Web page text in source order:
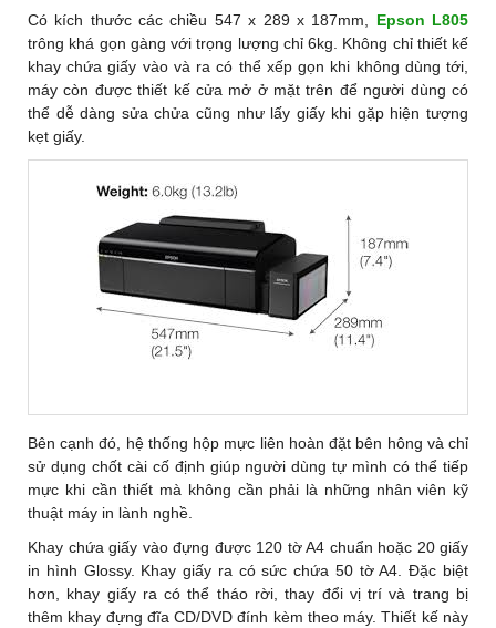
Có kích thước các chiều 547 x 289 x 187mm, Epson L805
trông khá gọn gàng với trọng lượng chỉ 6kg. Không chỉ thiết kế
khay chứa giấy vào và ra có thể xếp gọn khi không dùng tới,
máy còn được thiết kế cửa mở ở mặt trên để người dùng có
thể dễ dàng sửa chửa cũng như lấy giấy khi gặp hiện tượng
kẹt giấy.
Bên cạnh đó, hệ thống hộp mực liên hoàn đặt bên hông và chỉ
sử dụng chốt cài cố định giúp người dùng tự mình có thể tiếp
mực khi cần thiết mà không cần phải là những nhân viên kỹ
thuật máy in lành nghề.
Khay chứa giấy vào đựng được 120 tờ A4 chuẩn hoặc 20 giấy
in hình Glossy. Khay giấy ra có sức chứa 50 tờ A4. Đặc biệt
hơn, khay giấy ra có thể tháo rời, thay đổi vị trí và trang bị
thêm khay đựng đĩa CD/DVD đính kèm theo máy. Thiết kế này